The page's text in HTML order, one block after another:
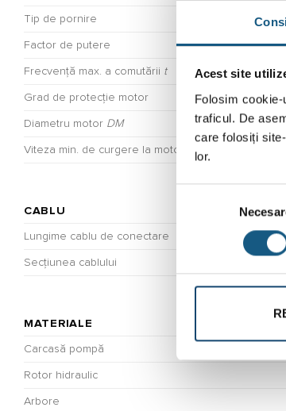
Acest site
Folosim
traficul. De
care folosiți
lor.
consimțământului
Tip de pornire
Factor de putere
Frecvență max. a comutării t
Grad de protecție motor
Diametru motor DM
Viteza min. de curgere la motor m/s
CABLU
Lungime cablu de conectare
Secțiunea cablului
MATERIALE
Carcasă pompă
Rotor hidraulic
Arbore